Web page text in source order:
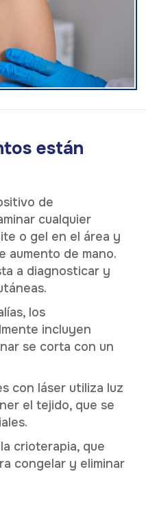
están
de
cualquier
o gel en el área y
aumento de mano.
a diagnosticar y
los
incluyen
se corta con un
con láser utiliza luz
el tejido, que se
crioterapia, que
congelar y eliminar